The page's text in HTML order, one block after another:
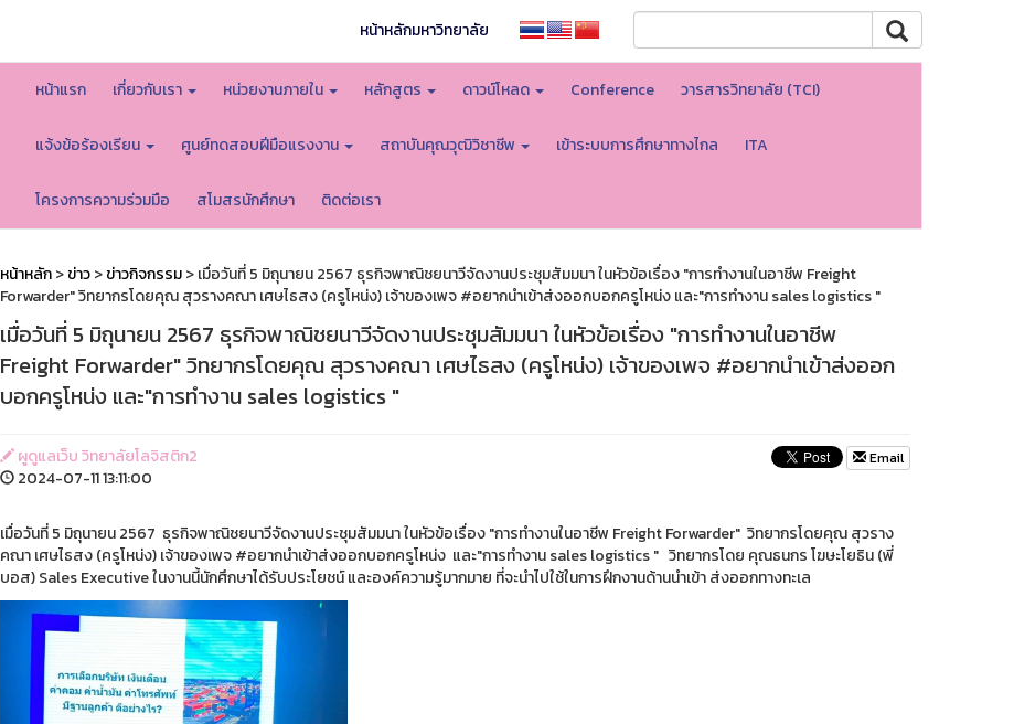
หน้าหลักมหาวิทยาลัย
หน้าแรก เกี่ยวกับเรา หน่วยงานภายใน หลักสูตร ดาวน์โหลด Conference วารสารวิทยาลัย (TCI)
แจ้งข้อร้องเรียน ศูนย์ทดสอบฝีมือแรงงาน สถาบันคุณวุฒิวิชาชีพ เข้าระบบการศึกษาทางไกล ITA
โครงการความร่วมมือ สโมสรนักศึกษา ติดต่อเรา
หน้าหลัก>ข่าว>ข่าวกิจกรรม> เมื่อวันที่ 5 มิถุนายน 2567 ธุรกิจพาณิชยนาวีจัดงานประชุมสัมมนา ในหัวข้อเรื่อง "การทำงานในอาชีพ Freight
Forwarder" วิทยากรโดยคุณ สุวรางคณา เศษไธสง (ครูโหน่ง) เจ้าของเพจ #อยากนำเข้าส่งออกบอกครูโหน่ง และ"การทำงาน sales logistics "
เมื่อวันที่ 5 มิถุนายน 2567 ธุรกิจพาณิชยนาวีจัดงานประชุมสัมมนา ในหัวข้อเรื่อง "การทำงานในอาชีพ
Freight Forwarder" วิทยากรโดยคุณ สุวรางคณา เศษไธสง (ครูโหน่ง) เจ้าของเพจ #อยากนำเข้าส่งออก
บอกครูโหน่ง และ"การทำงาน sales logistics "
ผูดูแลเว็บ วิทยาลัยโลจิสติก2
2024-07-11 13:11:00
Email
เมื่อวันที่ 5 มิถุนายน 2567 ธุรกิจพาณิชยนาวีจัดงานประชุมสัมมนา ในหัวข้อเรื่อง "การทำงานในอาชีพ Freight Forwarder" วิทยากรโดยคุณ สุวราง
คณา เศษไธสง (ครูโหน่ง) เจ้าของเพจ #อยากนำเข้าส่งออกบอกครูโหน่ง และ"การทำงาน sales logistics " วิทยากรโดย คุณธนกร โฆษะโยธิน (พี่
บอส) Sales Executive ในงานนี้นักศึกษาได้รับประโยชน์ และองค์ความรู้มากมาย ที่จะนำไปใช้ในการฝึกงานด้านนำเข้า ส่งออกทางทะเล